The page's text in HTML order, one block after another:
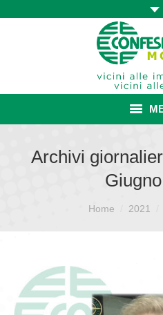
ASSOCIAZIONE
ISCRIZIONE E
CATEGORIE
SERVIZI
Archivi
Home 2021